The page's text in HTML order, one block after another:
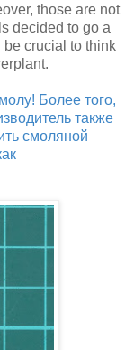
those are not
decided to go a
be crucial to think
Более того,
также
смоляной